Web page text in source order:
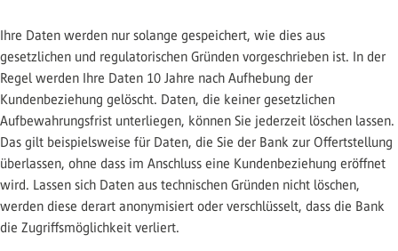
Ihre Daten werden nur solange gespeichert, wie dies aus
gesetzlichen und regulatorischen Gründen vorgeschrieben ist. In der
Regel werden Ihre Daten 10 Jahre nach Aufhebung der
Kundenbeziehung gelöscht. Daten, die keiner gesetzlichen
Aufbewahrungsfrist unterliegen, können Sie jederzeit löschen lassen.
Das gilt beispielsweise für Daten, die Sie der Bank zur Offertstellung
überlassen, ohne dass im Anschluss eine Kundenbeziehung eröffnet
wird. Lassen sich Daten aus technischen Gründen nicht löschen,
werden diese derart anonymisiert oder verschlüsselt, dass die Bank
die Zugriffsmöglichkeit verliert.